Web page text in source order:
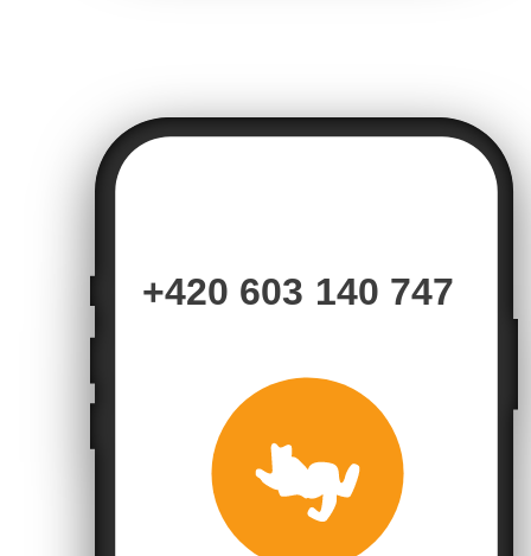
+420 603 140 747